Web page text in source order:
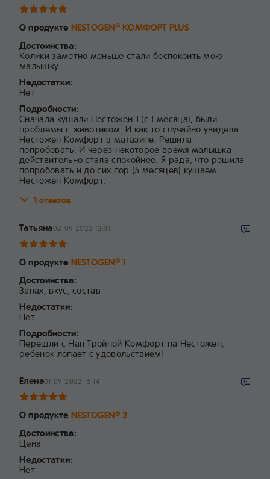
О продукте NESTOGEN®КОМФОРТ PLUS
Достоинства:
Колики заметно меньше стали беспокоить мою
малышку
Недостатки:
Нет
Подробности:
Сначала кушали Нестожен 1 (с 1 месяца), были
проблемы с животиком. И как то случайно увидела
Нестожен Комфорт в магазине. Решила
попробовать. И через некоторое время малышка
действительно стала спокойнее. Я рада, что решила
попробовать и до сих пор (5 месяцев) кушаем
Нестожен Комфорт.
1 ответов
Татьяна02-09-2022 12:31
О продукте NESTOGEN®1
Достоинства:
Запах, вкус, состав
Недостатки:
Нет
Подробности:
Перешли с Нан Тройной Комфорт на Нестожен,
ребенок лопает с удовольствием!
Елена01-09-2022 15:14
О продукте NESTOGEN®2
Достоинства:
Цена
Недостатки:
Нет